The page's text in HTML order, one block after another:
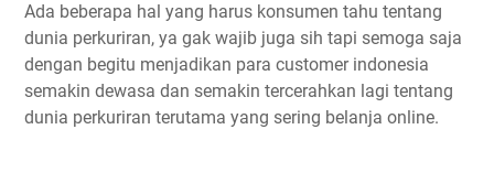
Ada beberapa hal yang harus konsumen tahu tentang
dunia perkuriran, ya gak wajib juga sih tapi semoga saja
dengan begitu menjadikan para customer indonesia
semakin dewasa dan semakin tercerahkan lagi tentang
dunia perkuriran terutama yang sering belanja online.